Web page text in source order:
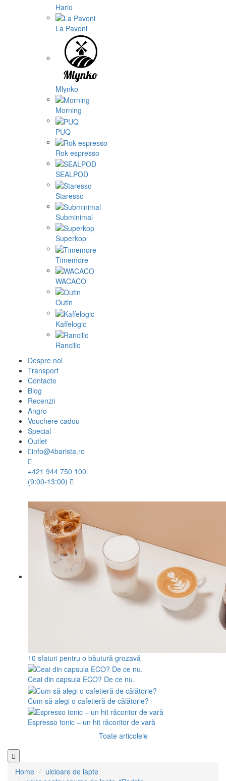
Hario
La Pavoni
Mlynko
Morning
PUQ
Rok espresso
SEALPOD
Staresso
Subminimal
Superkop
Timemore
WACACO
Outin
Kaffelogic
Rancilio
Despre noi
Transport
Contacte
Blog
Recenzii
Angro
Vouchere cadou
Special
Outlet
info@4barista.ro
+421 944 750 100
(9:00-13:00)
10 sfaturi pentru o băutură grozavă
Ceai din capsula ECO? De ce nu.
Cum să alegi o cafetieră de călătorie?
Espresso tonic – un hit răcoritor de vară
Toate articolele
Home
ulcioare de lapte